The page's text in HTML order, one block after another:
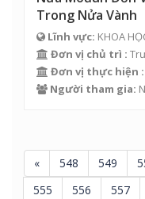
Trong Nửa Vành
Lĩnh vực: KHOA
Đơn vị chủ trì :
Đơn vị thực hiện :
Người tham gia:
« 548 549
555
556 557